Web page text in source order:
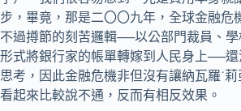
步，畢竟，那是二〇〇九年，全球金融危
不過撙節的刻苦邏輯──以公部門裁員、
形式將銀行家的帳單轉嫁到人民身上──
思考，因此金融危機非但沒有讓納瓦羅˙
看起來比較說不通，反而有相反效果。